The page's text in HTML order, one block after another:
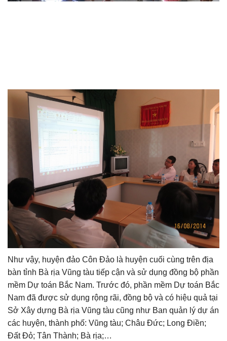
Như vậy, huyện đảo Côn Đảo là huyện cuối cùng trên địa
bàn tỉnh Bà rịa Vũng tàu tiếp cận và sử dụng đồng bộ phần
mềm Dự toán Bắc Nam. Trước đó, phần mềm Dự toán Bắc
Nam đã được sử dụng rộng rãi, đồng bộ và có hiệu quả tại
Sở Xây dựng Bà rịa Vũng tàu cũng như Ban quản lý dự án
các huyện, thành phố: Vũng tàu; Châu Đức; Long Điền;
Đất Đỏ; Tân Thành; Bà rịa;…